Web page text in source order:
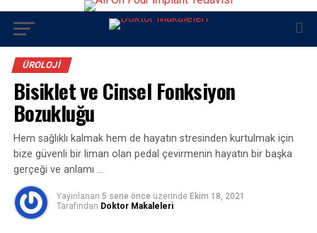
ÜROLOJI
Bisiklet ve Cinsel Fonksiyon
Bozukluğu
Hem sağlıklı kalmak hem de hayatın stresinden kurtulmak için
bize güvenli bir liman olan pedal çevirmenin hayatın bir başka
gerçeği ve anlamı …
Yayınlanan 5 sene önce üzerinde Ekim 18, 2021
Tarafından Doktor Makaleleri